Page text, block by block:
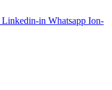
Linkedin-in Whatsapp Ion-